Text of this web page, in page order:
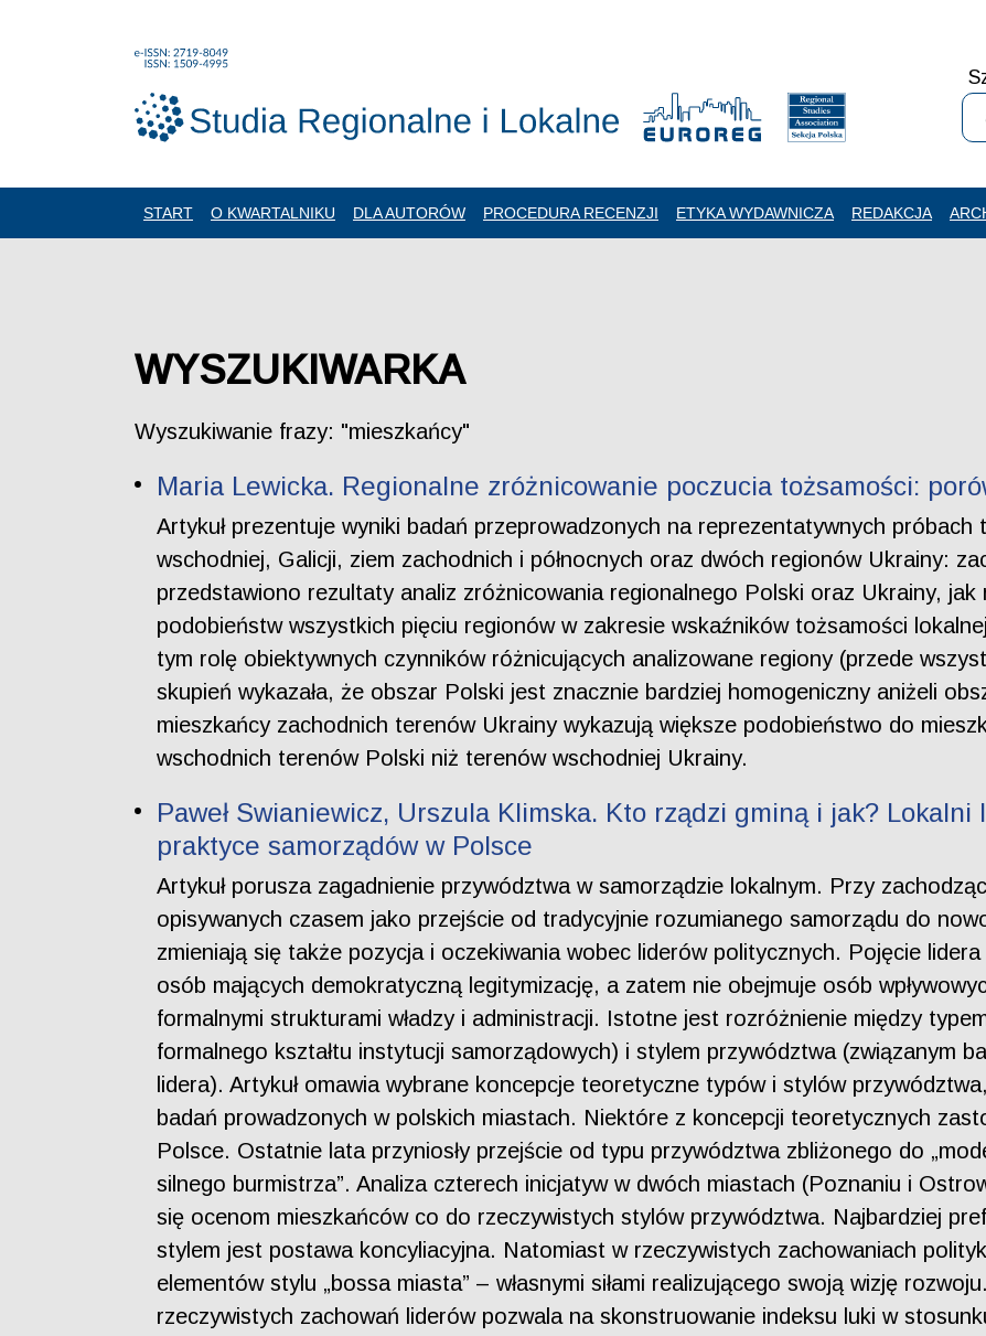
START O KWARTALNIKU DLA AUTORÓW PROCEDURA RECENZJI ETYKA WYDAWNICZA REDAKCJA
WYSZUKIWARKA
Wyszukiwanie frazy: "mieszkańcy"
Maria Lewicka. Regionalne zróżnicowanie poczucia tożsamości:
Artykuł prezentuje wyniki badań przeprowadzonych na reprezentatywnych
wschodniej, Galicji, ziem zachodnich i północnych oraz dwóch regionów Ukrainy:
przedstawiono rezultaty analiz zróżnicowania regionalnego Polski oraz Ukrainy, jak
podobieństw wszystkich pięciu regionów w zakresie wskaźników tożsamości
tym rolę obiektywnych czynników różnicujących analizowane regiony (przede
skupień wykazała, że obszar Polski jest znacznie bardziej homogeniczny aniżeli
mieszkańcy zachodnich terenów Ukrainy wykazują większe podobieństwo do
wschodnich terenów Polski niż terenów wschodniej Ukrainy.
Paweł Swianiewicz, Urszula Klimska. Kto rządzi gminą i jak?
praktyce samorządów w Polsce
Artykuł porusza zagadnienie przywództwa w samorządzie lokalnym. Przy
opisywanych czasem jako przejście od tradycyjnie rozumianego samorządu do
zmieniają się także pozycja i oczekiwania wobec liderów politycznych. Pojęcie
osób mających demokratyczną legitymizację, a zatem nie obejmuje osób
formalnymi strukturami władzy i administracji. Istotne jest rozróżnienie między
formalnego kształtu instytucji samorządowych) i stylem przywództwa (związanym
lidera). Artykuł omawia wybrane koncepcje teoretyczne typów i stylów
badań prowadzonych w polskich miastach. Niektóre z koncepcji teoretycznych
Polsce. Ostatnie lata przyniosły przejście od typu przywództwa zbliżonego do
silnego burmistrza”. Analiza czterech inicjatyw w dwóch miastach (Poznaniu i
się ocenom mieszkańców co do rzeczywistych stylów przywództwa. Najbardziej
stylem jest postawa koncyliacyjna. Natomiast w rzeczywistych zachowaniach
elementów stylu „bossa miasta” – własnymi siłami realizującego swoją wizję
rzeczywistych zachowań liderów pozwala na skonstruowanie indeksu luki w